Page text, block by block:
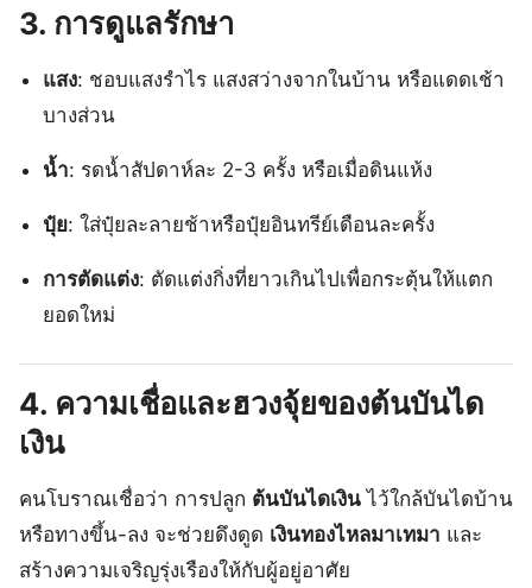
3. การดูแลรักษา
แสง: ชอบแสงรำไร แสงสว่างจากในบ้าน หรือแดดเช้า
บางส่วน
น้ำ: รดน้ำสัปดาห์ละ 2-3 ครั้ง หรือเมื่อดินแห้ง
ปุ๋ย: ใส่ปุ๋ยละลายช้าหรือปุ๋ยอินทรีย์เดือนละครั้ง
การตัดแต่ง: ตัดแต่งกิ่งที่ยาวเกินไปเพื่อกระตุ้นให้แตก
ยอดใหม่
4. ความเชื่อและฮวงจุ้ยของต้นบันได
เงิน
คนโบราณเชื่อว่า การปลูก ต้นบันไดเงิน ไว้ใกล้บันไดบ้าน
หรือทางขึ้น-ลง จะช่วยดึงดูด เงินทองไหลมาเทมา และ
สร้างความเจริญรุ่งเรืองให้กับผู้อยู่อาศัย